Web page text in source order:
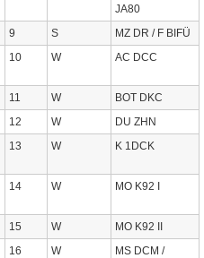
JA80
9 S
MZ DR / F BIFÜ
10 W AC DCC
11 W
BOT DKC
12 W
DU ZHN
13 W K 1DCK
14 W MO K92 I
15 W
MO K92 II
16
W
MS DCM /